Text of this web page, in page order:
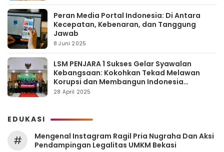
Peran Media Portal Indonesia: Di Antara
Kecepatan, Kebenaran, dan Tanggung
Jawab
8 Juni 2025
LSM PENJARA 1 Sukses Gelar Syawalan
Kebangsaan: Kokohkan Tekad Melawan
Korupsi dan Membangun Indonesia
Berintegritas
28 April 2025
EDUKASI
#
Mengenal Instagram Ragil Pria Nugraha Dan Aksi
Pendampingan Legalitas UMKM Bekasi